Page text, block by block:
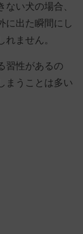
い犬の場合、
に出た瞬間にし
ません。
習性があるの
まうことは多い